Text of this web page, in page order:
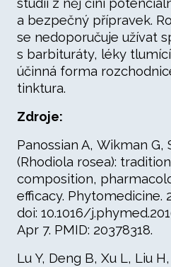
studií z něj činí
a bezpečný přípravek.
se nedoporučuje užívat
s barbituráty, léky
účinná forma
tinktura.
Zdroje:
Panossian A, Wikman G,
(Rhodiola rosea):
composition,
efficacy. Phytomedicine.
doi: 10.1016/
Apr 7. PMID: 20378318.
Lu Y, Deng B, Xu L, Liu